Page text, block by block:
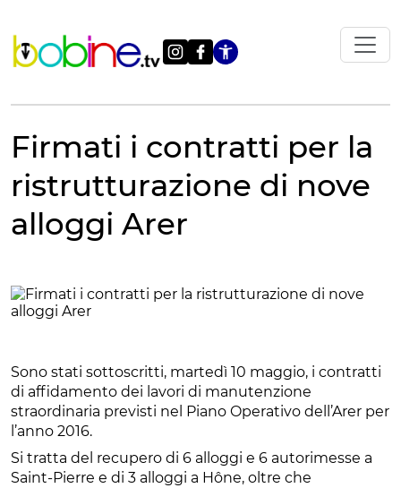
contenuto
Apri le
Firmati i contratti per la
ristrutturazione di nove
alloggi Arer
Sono stati sottoscritti, martedì 10 maggio, i contratti
di affidamento dei lavori di manutenzione
straordinaria previsti nel Piano Operativo dell’Arer per
l’anno 2016.
Si tratta del recupero di 6 alloggi e 6 autorimesse a
Saint-Pierre e di 3 alloggi a Hône, oltre che